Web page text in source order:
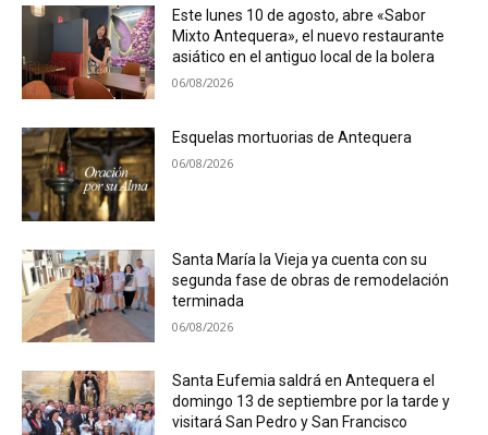
Este lunes 10 de agosto, abre «Sabor
Mixto Antequera», el nuevo restaurante
asiático en el antiguo local de la bolera
06/08/2026
Esquelas mortuorias de Antequera
06/08/2026
Santa María la Vieja ya cuenta con su
segunda fase de obras de remodelación
terminada
06/08/2026
Santa Eufemia saldrá en Antequera el
domingo 13 de septiembre por la tarde y
visitará San Pedro y San Francisco